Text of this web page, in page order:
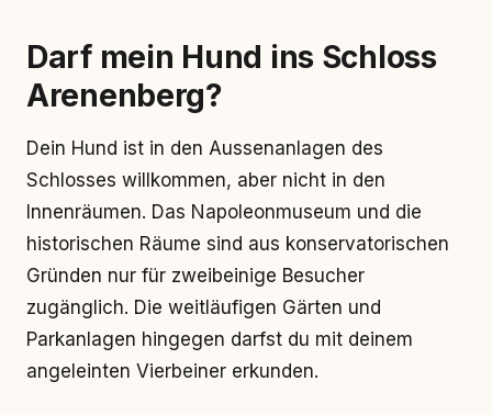
Darf mein Hund ins Schloss
Arenenberg?
Dein Hund ist in den Aussenanlagen des
Schlosses willkommen, aber nicht in den
Innenräumen. Das Napoleonmuseum und die
historischen Räume sind aus konservatorischen
Gründen nur für zweibeinige Besucher
zugänglich. Die weitläufigen Gärten und
Parkanlagen hingegen darfst du mit deinem
angeleinten Vierbeiner erkunden.